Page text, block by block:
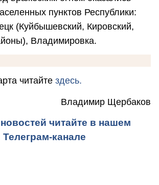
пунктов Республики:
(Куйбышевский, Кировский,
Владимировка.
читайте здесь.
Владимир Щербаков
читайте в нашем
Телеграм-канале